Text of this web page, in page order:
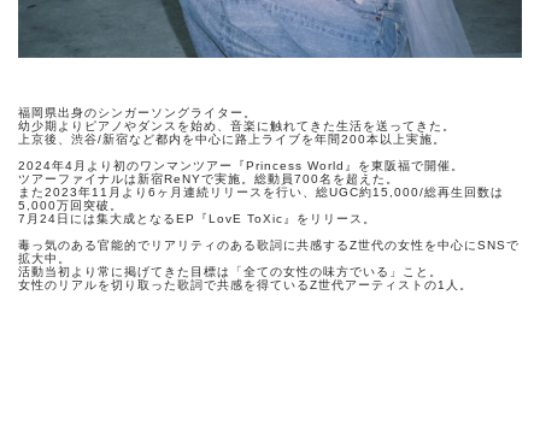
福岡県出身のシンガーソングライター。
幼少期よりピアノやダンスを始め、音楽に触れてきた生活を送ってきた。
上京後、渋谷/新宿など都内を中心に路上ライブを年間200本以上実施。
2024年4月より初のワンマンツアー『Princess World』を東阪福で開催。
ツアーファイナルは新宿ReNYで実施。総動員700名を超えた。
また2023年11月より6ヶ月連続リリースを行い、総UGC約15,000/総再生回数は
5,000万回突破。
7月24日には集大成となるEP『LovE ToXic』をリリース。
毒っ気のある官能的でリアリティのある歌詞に共感するZ世代の女性を中心にSNSで
拡大中。
活動当初より常に掲げてきた目標は「全ての女性の味方でいる」こと。
女性のリアルを切り取った歌詞で共感を得ているZ世代アーティストの1人。